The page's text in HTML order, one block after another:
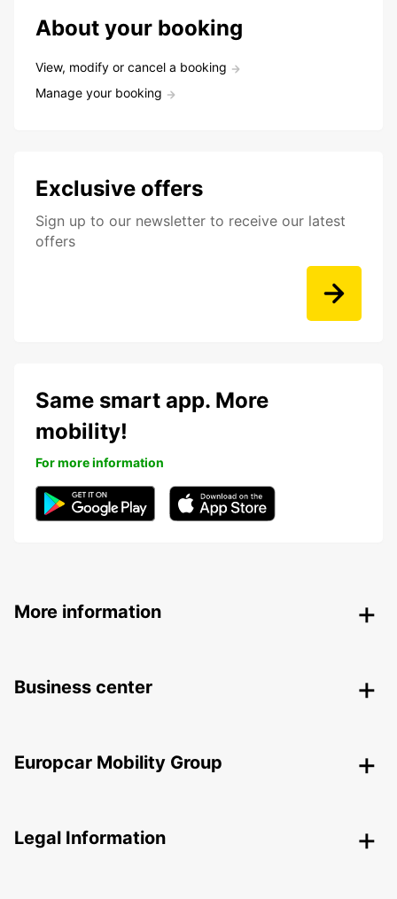
About your booking
View, modify or cancel a booking
Manage your booking
Exclusive offers
Sign up to our newsletter to receive our latest
offers
Same smart app. More
mobility!
For more information
More information
Business center
Europcar Mobility Group
Legal Information